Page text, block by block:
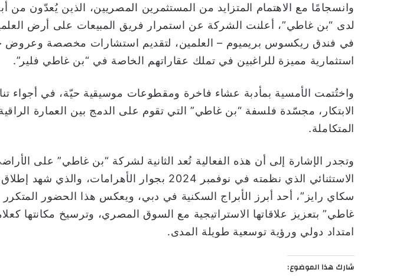
وانسجامًا مع الاهتمام المتزايد من المستثمرين المصريين، الذين يُعدّون من
لدى “بن غاطي”، أعلنت الشركة عن استمرار فريق المبيعات على أرض
في فندق ريكسوس بريميوم – العلمين، لتقديم استشارات مخصصة
استثمارية مميزة للراغبين في تملك عقاراتهم الخاصة في “بن غاطي فلير”.
واختُتمت الأمسية بمأدبة عشاء فاخرة ومقطوعات موسيقية حيّة، في أجواء
الابتكار، مجسّدة فلسفة “بن غاطي” التي تقوم على الدمج بين العمارة
المتكاملة.
وتجدر الإشارة إلى أن هذه الفعالية تُعد الثانية لشركة “بن غاطي” على
الاستثنائي الذي نظمته في نوفمبر 2024 بجوار
سكاي رايز”، أحد أبرز الأبراج السكنية في دبي، ويعكس هذا الحضور
غاطي” بتعزيز علاقاتها الاستراتيجية مع السوق المصري، وترسيخ مكانتها
امتداد دولي ورؤية توسعية طويلة المدى.
شارك هذا الموضوع: